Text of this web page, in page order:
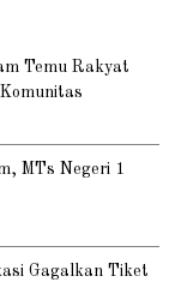
Temu Rakyat
MTs Negeri 1
Gagalkan Tiket